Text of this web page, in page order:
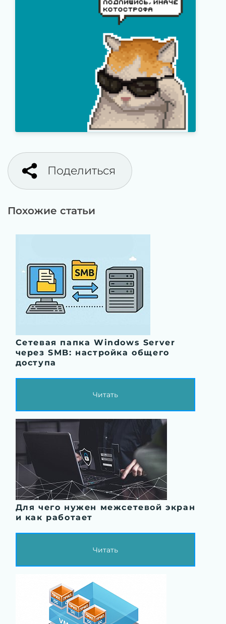
Поделиться
Похожие статьи
Сетевая папка Windows Server
через SMB: настройка общего
доступа
Читать
Для чего нужен межсетевой экран
и как работает
Читать